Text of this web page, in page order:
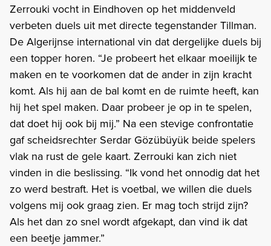
Zerrouki vocht in Eindhoven op het middenveld
verbeten duels uit met directe tegenstander Tillman.
De Algerijnse international vin dat dergelijke duels bij
een topper horen. “Je probeert het elkaar moeilijk te
maken en te voorkomen dat de ander in zijn kracht
komt. Als hij aan de bal komt en de ruimte heeft, kan
hij het spel maken. Daar probeer je op in te spelen,
dat doet hij ook bij mij.” Na een stevige confrontatie
gaf scheidsrechter Serdar Gözübüyük beide spelers
vlak na rust de gele kaart. Zerrouki kan zich niet
vinden in die beslissing. “Ik vond het onnodig dat het
zo werd bestraft. Het is voetbal, we willen die duels
volgens mij ook graag zien. Er mag toch strijd zijn?
Als het dan zo snel wordt afgekapt, dan vind ik dat
een beetje jammer.”